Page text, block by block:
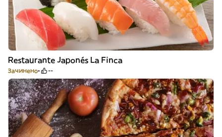
Restaurante Japonés La Finca
Зачинено --